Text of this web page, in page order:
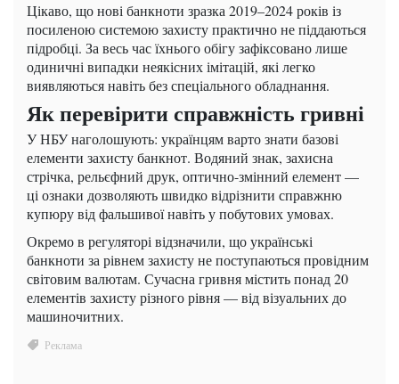
Цікаво, що нові банкноти зразка 2019–2024 років із
посиленою системою захисту практично не піддаються
підробці. За весь час їхнього обігу зафіксовано лише
одиничні випадки неякісних імітацій, які легко
виявляються навіть без спеціального обладнання.
Як перевірити справжність гривні
У НБУ наголошують: українцям варто знати базові
елементи захисту банкнот. Водяний знак, захисна
стрічка, рельєфний друк, оптично-змінний елемент —
ці ознаки дозволяють швидко відрізнити справжню
купюру від фальшивої навіть у побутових умовах.
Окремо в регуляторі відзначили, що українські
банкноти за рівнем захисту не поступаються провідним
світовим валютам. Сучасна гривня містить понад 20
елементів захисту різного рівня — від візуальних до
машиночитних.